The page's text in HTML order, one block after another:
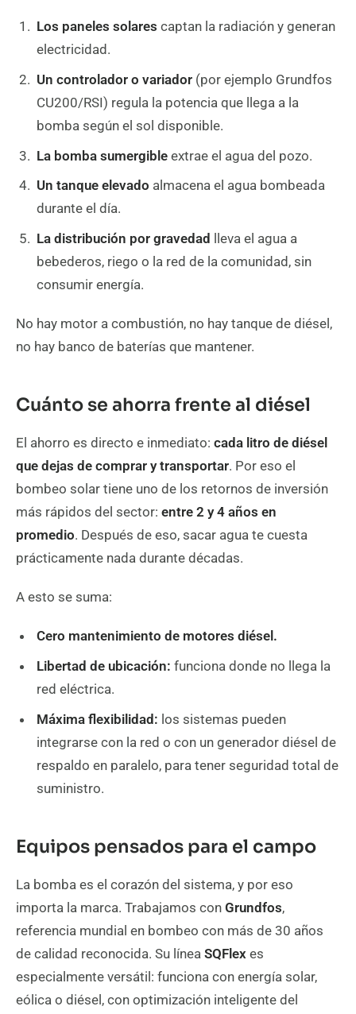
Los paneles solares captan la radiación y generan
electricidad.
Un controlador o variador (por ejemplo Grundfos
CU200/RSI) regula la potencia que llega a la
bomba según el sol disponible.
La bomba sumergible extrae el agua del pozo.
Un tanque elevado almacena el agua bombeada
durante el día.
La distribución por gravedad
lleva el agua a
bebederos, riego o la red de la comunidad, sin
consumir energía.
No hay motor a combustión, no hay tanque de diésel,
no hay banco de baterías que mantener.
Cuánto se ahorra frente al diésel
El ahorro es directo e inmediato: cada litro de diésel
que dejas de comprar y transportar. Por eso el
bombeo solar tiene uno de los retornos de inversión
más rápidos del sector: entre 2 y 4 años en
promedio. Después de eso, sacar agua te cuesta
prácticamente nada durante décadas.
A esto se suma:
Cero mantenimiento de motores diésel.
Libertad de ubicación: funciona donde no llega la
red eléctrica.
Máxima flexibilidad: los sistemas pueden
integrarse con la red o con un generador diésel de
respaldo en paralelo, para tener seguridad total de
suministro.
Equipos pensados para el campo
La bomba es el corazón del sistema, y por eso
importa la marca. Trabajamos con Grundfos,
referencia mundial en bombeo con más de 30 años
de calidad reconocida. Su línea SQFlex es
especialmente versátil: funciona con energía solar,
eólica o diésel, con optimización inteligente del